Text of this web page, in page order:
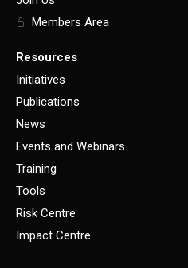
Members Area
Resources
Initiatives
Publications
News
Events and Webinars
Training
Tools
Risk Centre
Impact Centre